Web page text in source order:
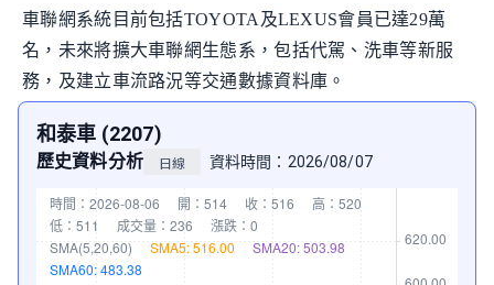
車聯網系統目前包括TOYOTA及LEXUS會員已達29萬
名，未來將擴大車聯網生態系，包括代駕、洗車等新服
務，及建立車流路況等交通數據資料庫。